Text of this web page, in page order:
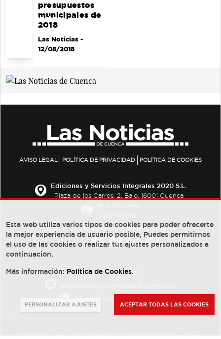
presupuestos
municipales de
2018
Las Noticias-
12/08/2018
AVISO LEGAL POLÍTICA DE PRIVACIDAD POLÍTICA DE COOKIES
Ediciones y Servicios Integrales 2020 S.L.
Plaza de los Carros, 2. Bajo. 16001 Cuenca
redaccion@lasnoticiasdecuenca.es
Síguenos
PUBLICIDAD:
Esta web utiliza varios tipos de cookies para poder ofrecerte
la mejor experiencia de usuario posible, Puedes permitirnos
el uso de las cookies o realizar tus ajustes personalizados a
continuación.
Más información: Política de Cookies.
PERSONALIZAR AJUSTES ACEPTAR TODAS LAS COOKIES